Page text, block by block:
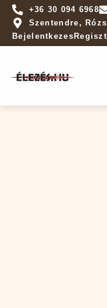
+36 30 094 6968
Szentendre,
Bejelentkezes